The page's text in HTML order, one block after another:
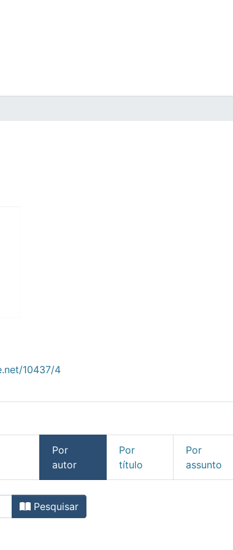
10437/4
Por
autor
Por
título
Por
assunto
"Abreu, Ana
Pesquisar